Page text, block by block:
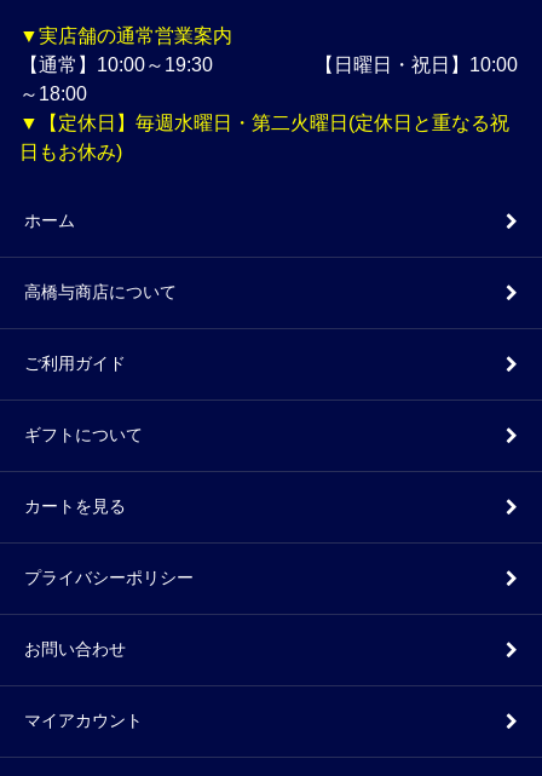
▼実店舗の通常営業案内
【通常】10:00～19:30 【日曜日・祝日】10:00
～18:00
▼【定休日】毎週水曜日・第二火曜日(定休日と重なる祝
日もお休み)
ホーム
高橋与商店について
ご利用ガイド
ギフトについて
カートを見る
プライバシーポリシー
お問い合わせ
マイアカウント